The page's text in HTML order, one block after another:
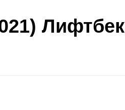
Лифтбек